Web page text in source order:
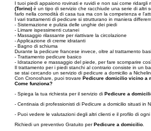
I tuoi piedi appaiono rovinati e ruvidi e non sai come
(Torino) è un tipo di servizio che racchiude una serie di altri
farlo nella comodità di casa tua ma con la competenza e
I vari trattamenti di pedicure si strutturano in maniera
- Sistemazione e pulizia delle unghie dei piedi
- Limare ispessimenti cutanei
- Massaggio rilassante per riattivare la circolazione
- Applicazione di creme idratanti
- Bagno di schiuma
Durante la pedicure francese invece, oltre al trattamento
- Trattamento pedicure basico
- Idratazione e massaggio del piede, per fare scomparire
Il trattamento per i piedi stanchi al contrario consiste in un
se stai cercando un servizio di pedicure a domicilio a
Con Cronoshare, puoi trovare Pedicure domicilio vicino a
Come funziona?
- Spiega la tua richiesta per il servizio di Pedicure a
- Centinaia di professionisti di Pedicure a domicilio situati in
- Puoi vedere le valutazioni degli altri clienti e il profilo di
Richiedi un preventivo Gratuito perPedicure a domicilio